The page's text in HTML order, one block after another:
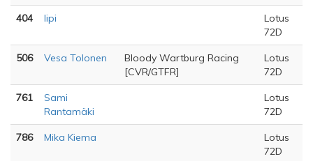
404 lipi
Lotus
72D
506 Vesa Tolonen
Bloody Wartburg Racing
[CVR/GTFR]
Lotus
72D
761
Sami
Rantamäki
Lotus
72D
786 Mika Kiema
Lotus
72D